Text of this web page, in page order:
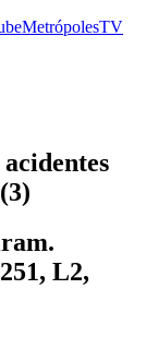
MetrópolesTV
L2,